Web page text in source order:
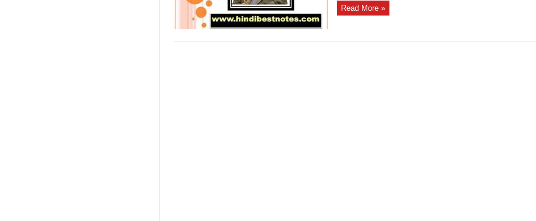
Read More »